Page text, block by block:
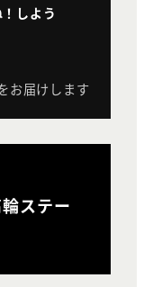
しよう
お届けします
ステー